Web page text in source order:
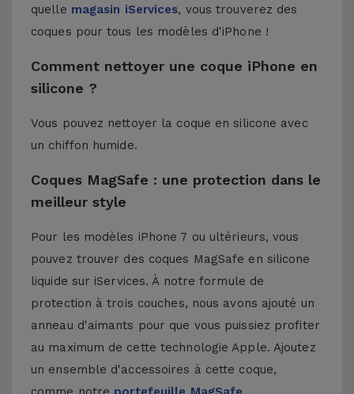
quelle magasin iServices, vous trouverez des
coques pour tous les modèles d'iPhone !
Comment nettoyer une coque iPhone en
silicone ?
Vous pouvez nettoyer la coque en silicone avec
un chiffon humide.
Coques MagSafe : une protection dans le
meilleur style
Pour les modèles iPhone 7 ou ultérieurs, vous
pouvez trouver des coques MagSafe en silicone
liquide sur iServices. À notre formule de
protection à trois couches, nous avons ajouté un
anneau d'aimants pour que vous puissiez profiter
au maximum de cette technologie Apple. Ajoutez
un ensemble d'accessoires à cette coque,